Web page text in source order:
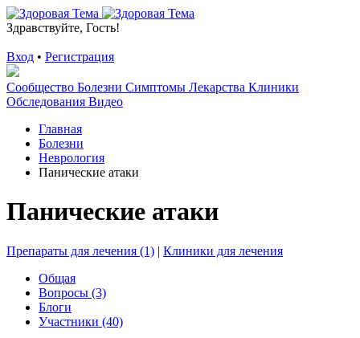
Здравствуйте, Гость!
Вход • Регистрация
Сообщество Болезни Симптомы Лекарства Клиники
Обследования Видео
Главная
Болезни
Неврология
Панические атаки
Панические атаки
Препараты для лечения (1) | Клиники для лечения
Общая
Вопросы (3)
Блоги
Участники (40)